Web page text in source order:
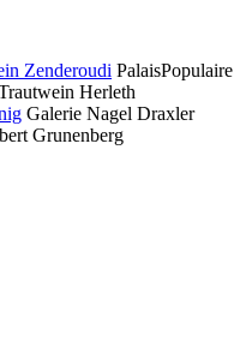
Zenderoudi PalaisPopulaire
Herleth
Galerie Nagel Draxler
Grunenberg